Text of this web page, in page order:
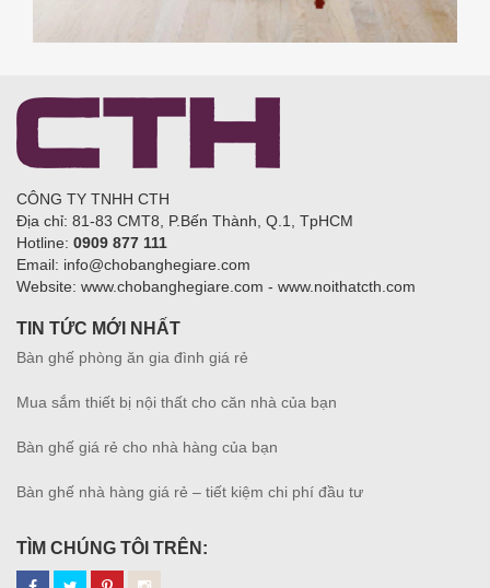
CÔNG TY TNHH CTH
Địa chỉ: 81-83 CMT8, P.Bến Thành, Q.1, TpHCM
Hotline: 0909 877 111
Email: info@chobanghegiare.com
Website: www.chobanghegiare.com - www.noithatcth.com
TIN TỨC MỚI NHẤT
Bàn ghế phòng ăn gia đình giá rẻ
Mua sắm thiết bị nội thất cho căn nhà của bạn
Bàn ghế giá rẻ cho nhà hàng của bạn
Bàn ghế nhà hàng giá rẻ – tiết kiệm chi phí đầu tư
TÌM CHÚNG TÔI TRÊN: